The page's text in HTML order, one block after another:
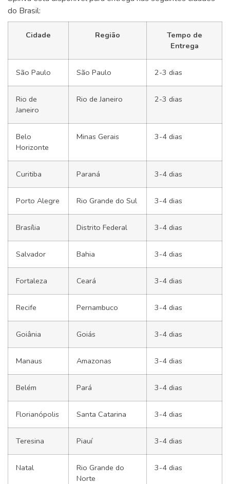
do Brasil:
Cidade Região
Tempo de
Entrega
São Paulo São Paulo 2-3 dias
Rio de
Janeiro
Rio de Janeiro 2-3 dias
Belo
Horizonte
Minas Gerais 3-4 dias
Curitiba Paraná 3-4 dias
Porto Alegre Rio Grande do Sul 3-4 dias
Brasília Distrito Federal 3-4 dias
Salvador Bahia 3-4 dias
Fortaleza Ceará 3-4 dias
Recife Pernambuco 3-4 dias
Goiânia Goiás 3-4 dias
Manaus Amazonas 3-4 dias
Belém Pará 3-4 dias
Florianópolis Santa Catarina 3-4 dias
Teresina Piauí 3-4 dias
Natal
Rio Grande do
Norte
3-4 dias